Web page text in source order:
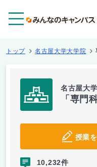
トップ 名古屋大学大学院
名古屋大
「専門
授業
10,232件